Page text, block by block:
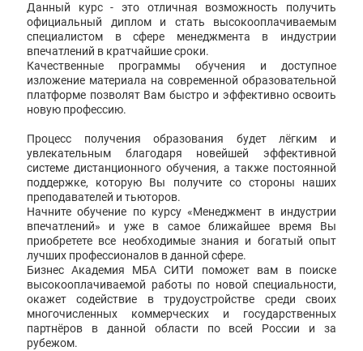
Данный курс - это отличная возможность получить
официальный диплом и стать высокооплачиваемым
специалистом в сфере менеджмента в индустрии
впечатлений в кратчайшие сроки.
Качественные программы обучения и доступное
изложение материала на современной образовательной
платформе позволят Вам быстро и эффективно освоить
новую профессию.
Процесс получения образования будет лёгким и
увлекательным благодаря новейшей эффективной
системе дистанционного обучения, а также постоянной
поддержке, которую Вы получите со стороны наших
преподавателей и тьюторов.
Начните обучение по курсу «Менеджмент в индустрии
впечатлений» и уже в самое ближайшее время Вы
приобретете все необходимые знания и богатый опыт
лучших профессионалов в данной сфере.
Бизнес Академия МБА СИТИ поможет вам в поиске
высокооплачиваемой работы по новой специальности,
окажет содействие в трудоустройстве среди своих
многочисленных коммерческих и государственных
партнёров в данной области по всей России и за
рубежом.